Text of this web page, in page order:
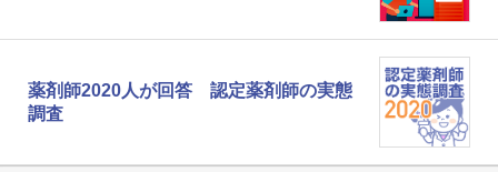
薬剤師2020人が回答 認定薬剤師の実態
調査